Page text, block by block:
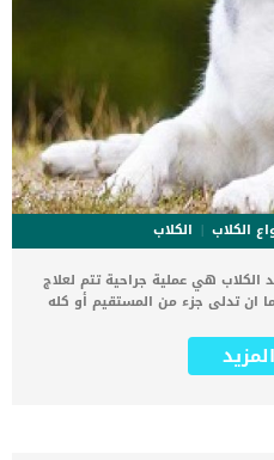
الكلاب
الكلاب
هي عملية جراحية تتم لعلاج
ان تدلى جزء من المستقيم أو كله
“الاختزال” لتعديل وضع المستقيم
او بالاستئصال الجراحى. اقرأ ايضا: 7 عوامل تسبب فقدان الوزن المفاجئ